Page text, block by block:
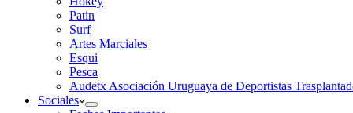
Patin
Surf
Artes Marciales
Esqui
Pesca
Audetx Asociación Uruguaya de Deportistas
Sociales